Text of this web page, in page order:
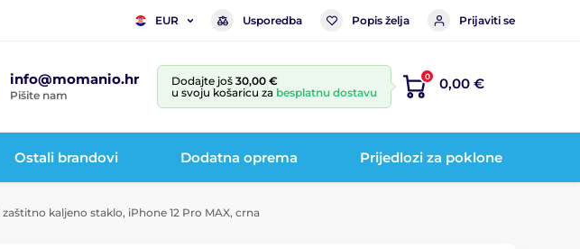
EUR Usporedba Popis želja Prijaviti se
info@momanio.hr
Pišite nam
Dodajte još 30,00 €
u svoju košaricu za besplatnu dostavu
0 0,00 €
Ostali brandovi Dodatna oprema Prijedlozi za poklone
zaštitno kaljeno staklo, iPhone 12 Pro MAX, crna